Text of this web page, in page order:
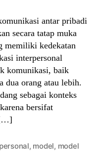
antar pribadi
secara tatap muka
memiliki kedekatan
interpersonal
komunikasi, baik
dua orang atau lebih.
sebagai konteks
bersifat
[…]
, model, model